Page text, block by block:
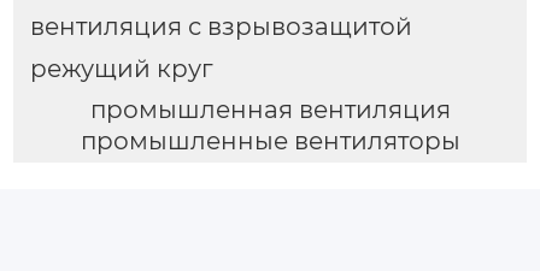
вентиляция с взрывозащитой
режущий круг
промышленная вентиляция
промышленные вентиляторы